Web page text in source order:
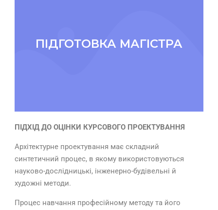
ПІДГОТОВКА МАГІСТРА
ПІДХІД ДО ОЦІНКИ КУРСОВОГО ПРОЕКТУВАННЯ
Архітектурне проектування має складний
синтетичний процес, в якому використовуються
науково-дослідницькі, інженерно-будівельні й
художні методи.
Процес навчання професійному методу та його